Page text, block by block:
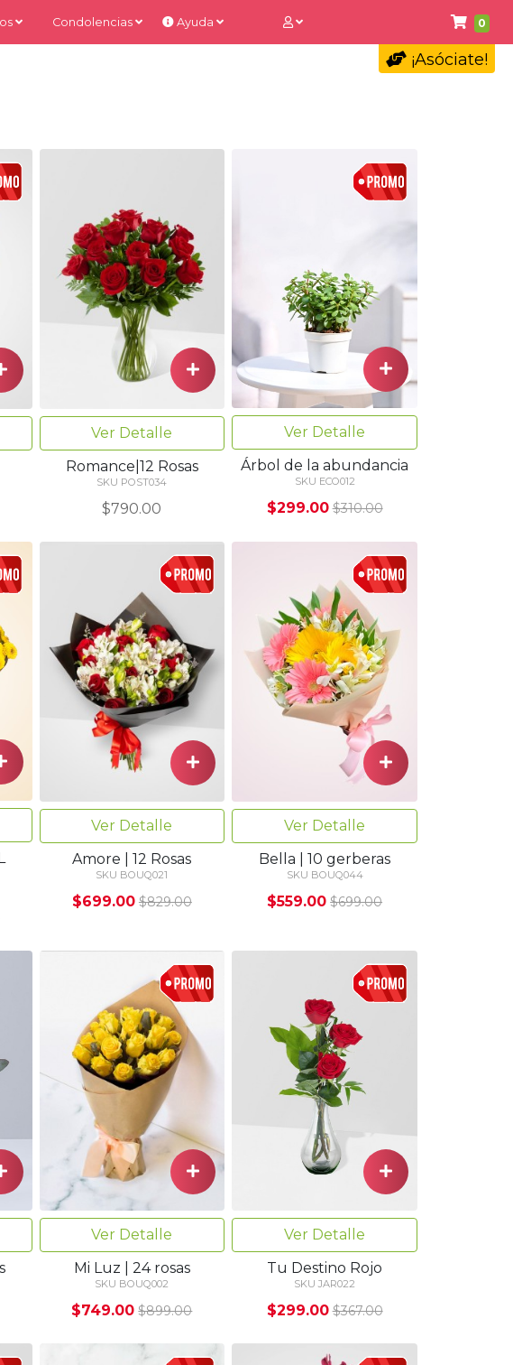
0
Condolencias Ayuda
¡Asóciate!
Ver Detalle
Romance|12 Rosas
SKU POST034
$790.00
Ver Detalle
Árbol de la abundancia
SKU ECO012
$299.00 $310.00
Ver Detalle
Amore | 12 Rosas
SKU BOUQ021
$699.00 $829.00
Ver Detalle
Bella | 10 gerberas
SKU BOUQ044
$559.00 $699.00
Ver Detalle
Mi Luz | 24 rosas
SKU BOUQ002
$749.00 $899.00
Ver Detalle
Tu Destino Rojo
SKU JAR022
$299.00 $367.00